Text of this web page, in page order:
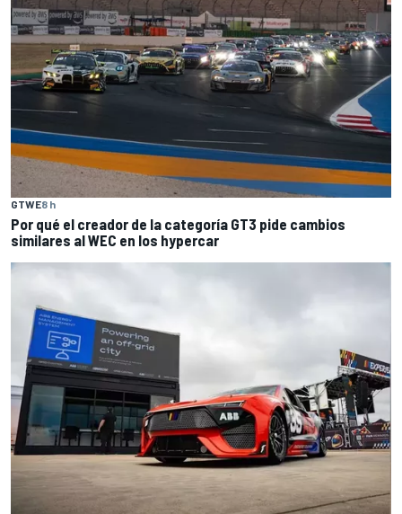
GTWE8 h
Por qué el creador de la categoría GT3 pide cambios
similares al WEC en los hypercar